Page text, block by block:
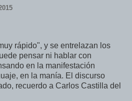
rápido", y se entrelazan los
pensar ni hablar con
en la manifestación
en la manía. El discurso
recuerdo a Carlos Castilla del